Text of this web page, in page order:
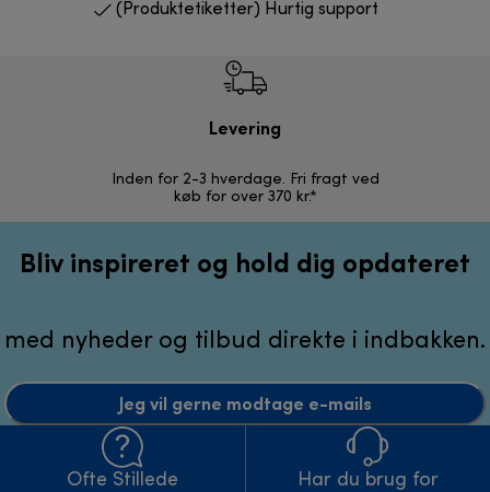
(Produktetiketter) Hurtig support
Levering
Inden for 2-3 hverdage. Fri fragt ved
køb for over 370 kr.*
Bliv inspireret og hold dig opdateret
med nyheder og tilbud direkte i indbakken.
Jeg vil gerne modtage e-mails
Ofte Stillede
Har du brug for